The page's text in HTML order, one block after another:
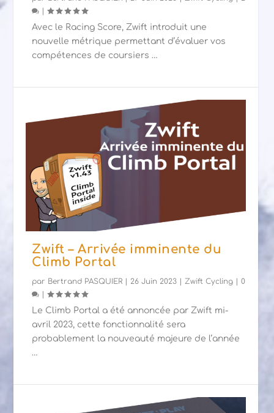
|
Avec le Racing Score, Zwift introduit une
nouvelle métrique permettant d’évaluer vos
compétences de coursiers …
Zwift – Arrivée imminente du
Climb Portal
par Bertrand PASQUIER 26 Juin 2023 |Zwift Cycling |0
|
Le Climb Portal a été annoncée par Zwift mi-
avril 2023, cette fonctionnalité sera
probablement la nouveauté majeure de l’année
…